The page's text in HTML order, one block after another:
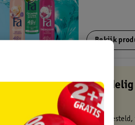
Bekijk
Kruidvat is altijd voordelig
Gratis ophalen in de winkel
Op werkdagen voor 22:00 uur